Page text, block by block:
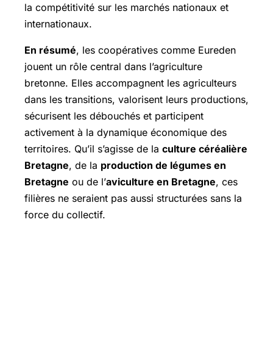
la compétitivité sur les marchés nationaux et
internationaux.
En résumé, les coopératives comme Eureden
jouent un rôle central dans l’agriculture
bretonne. Elles accompagnent les agriculteurs
dans les transitions, valorisent leurs productions,
sécurisent les débouchés et participent
activement à la dynamique économique des
territoires. Qu’il s’agisse de la culture céréalière
Bretagne, de la production de légumes en
Bretagne ou de l’aviculture en Bretagne, ces
filières ne seraient pas aussi structurées sans la
force du collectif.